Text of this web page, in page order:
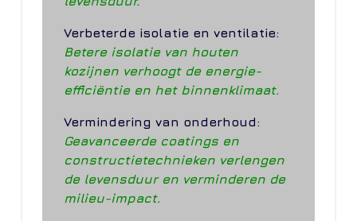
Verbeterde isolatie en ventilatie:
Betere isolatie van houten
kozijnen verhoogt de energie-
efficiëntie en het binnenklimaat.
Vermindering van onderhoud:
Geavanceerde coatings en
constructietechnieken verlengen
de levensduur en verminderen de
milieu-impact.